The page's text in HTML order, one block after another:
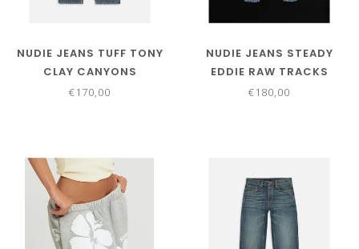
NUDIE JEANS TUFF TONY
CLAY CANYONS
€170,00
NUDIE JEANS STEADY
EDDIE RAW TRACKS
€180,00